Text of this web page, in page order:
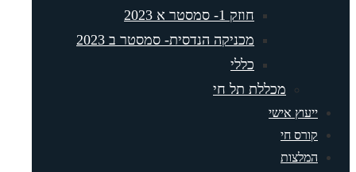
מכניקה הנדסית- סמסטר ב 2023
מכללת תל חי
אישי
חי